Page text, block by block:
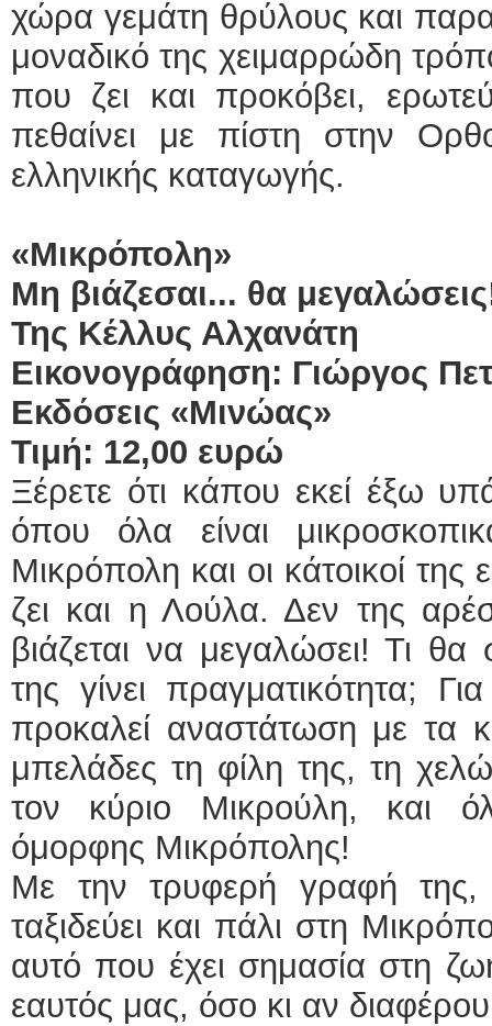
χώρα γεμάτη θρύλους και
μοναδικό της χειμαρρώδη
που ζει και προκόβει,
πεθαίνει με πίστη στην
ελληνικής καταγωγής.
«Μικρόπολη»
Μη βιάζεσαι... θα
Της Κέλλυς Αλχανάτη
Εικονογράφηση: Γιώργος
Εκδόσεις «Μινώας»
Τιμή: 12,00 ευρώ
Ξέρετε ότι κάπου εκεί έξω
όπου όλα είναι
Μικρόπολη και οι κάτοικοί της
ζει και η Λούλα. Δεν της
βιάζεται να μεγαλώσει! Τι
της γίνει πραγματικότητα;
προκαλεί αναστάτωση με τα
μπελάδες τη φίλη της, τη
τον κύριο Μικρούλη, και
όμορφης Μικρόπολης!
Με την τρυφερή γραφή
ταξιδεύει και πάλι στη
αυτό που έχει σημασία στη
εαυτός μας, όσο κι αν